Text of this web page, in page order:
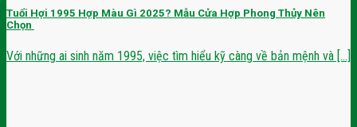
Tuổi Hợi 1995 Hợp Màu Gì 2025? Mẫu Cửa Hợp Phong Thủy Nên
Chọn
Với những ai sinh năm 1995, việc tìm hiểu kỹ càng về bản mệnh và [...]